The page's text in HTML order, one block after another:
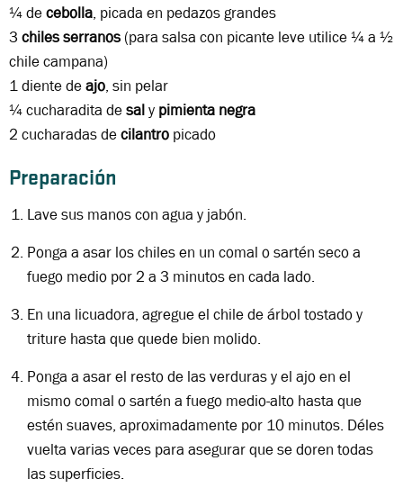
¼ decebolla, picada en pedazos grandes
3 chiles serranos (para salsa con picante leve utilice ¼ a ½
chile campana)
1 diente deajo, sin pelar
¼ cucharadita desaly pimienta negra
2 cucharadas decilantro picado
Preparación
Lave sus manos con agua y jabón.
Ponga a asar los chiles en un comal o sartén seco a
fuego medio por 2 a 3 minutos en cada lado.
En una licuadora, agregue el chile de árbol tostado y
triture hasta que quede bien molido.
Ponga a asar el resto de las verduras y el ajo en el
mismo comal o sartén a fuego medio-alto hasta que
estén suaves, aproximadamente por 10 minutos. Déles
vuelta varias veces para asegurar que se doren todas
las superficies.